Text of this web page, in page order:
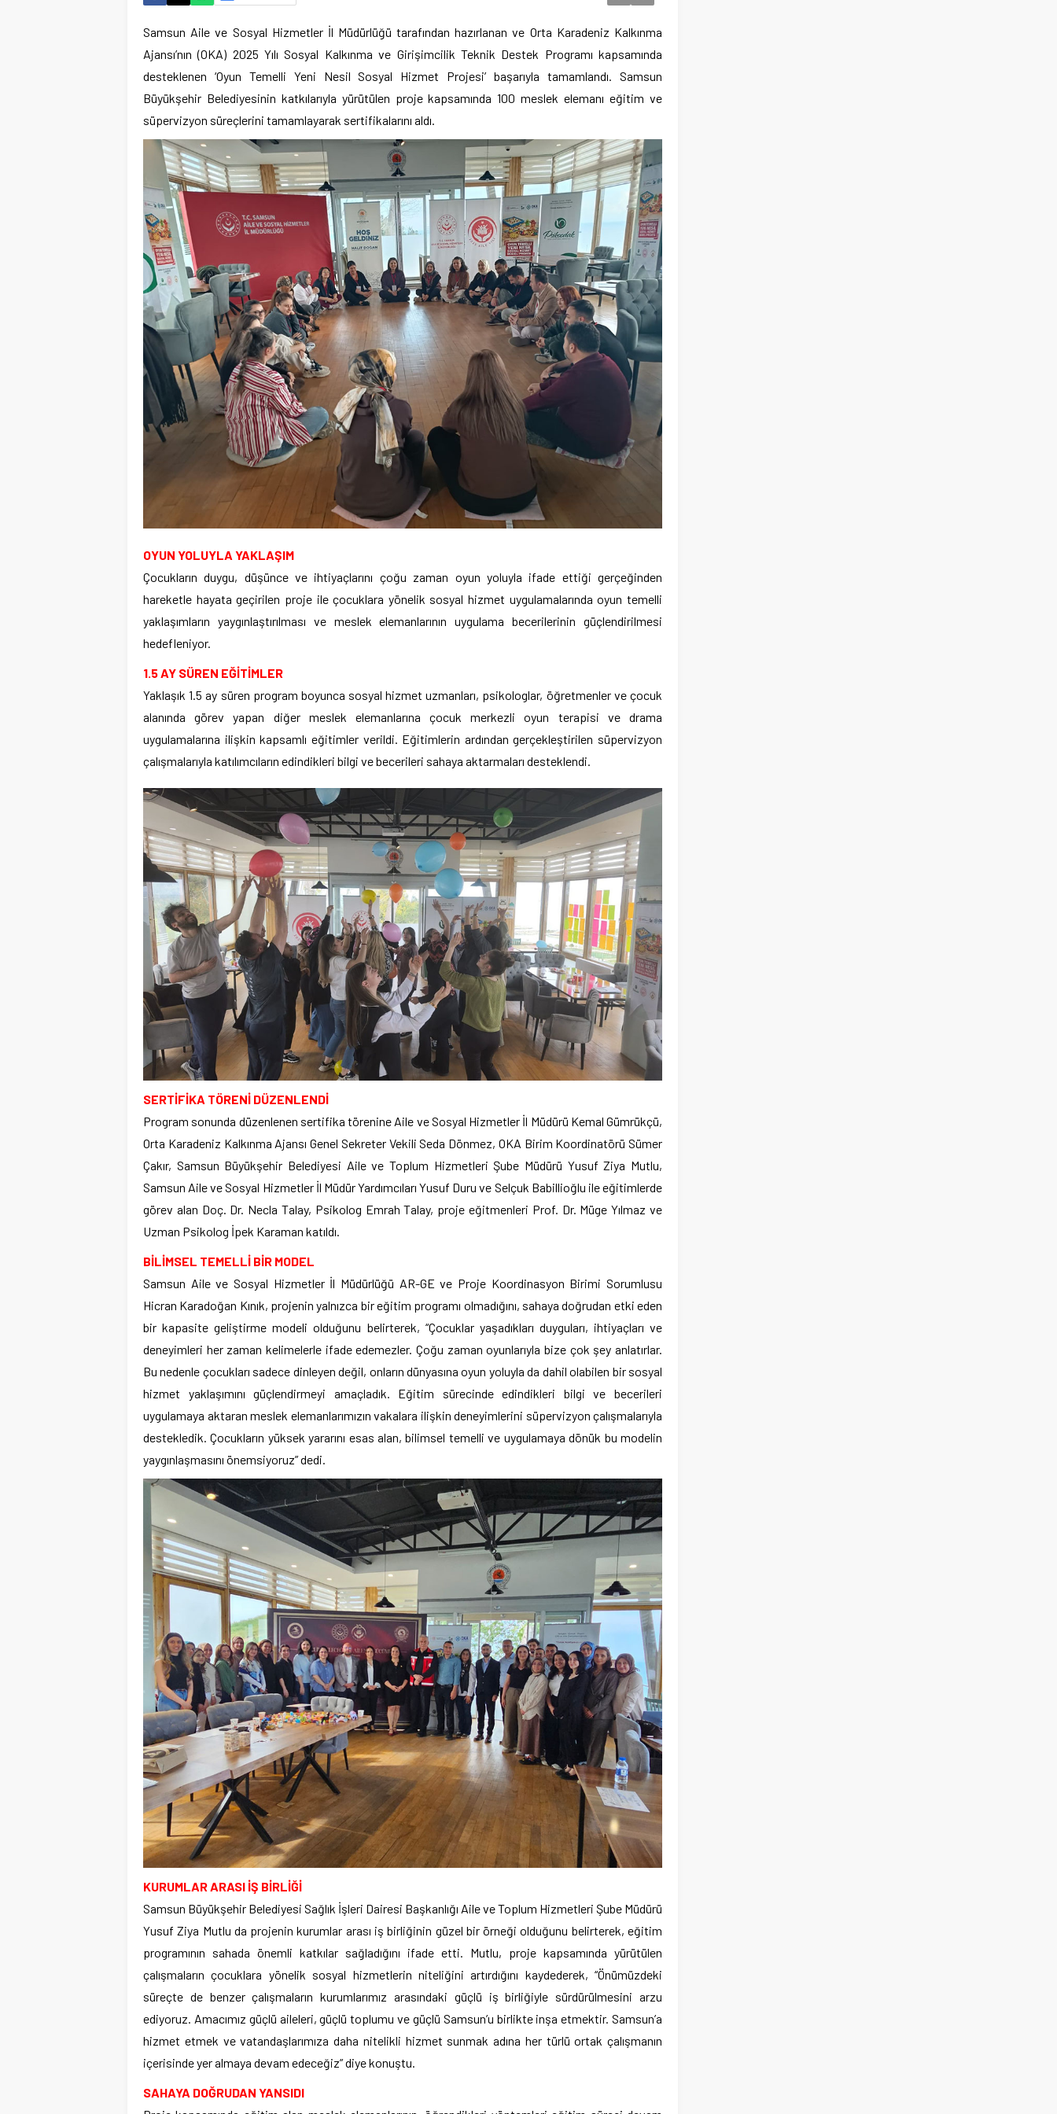
Samsun Aile ve Sosyal Hizmetler İl Müdürlüğü tarafından hazırlanan ve Orta Karadeniz Kalkınma
Ajansı’nın (OKA) 2025 Yılı Sosyal Kalkınma ve Girişimcilik Teknik Destek Programı kapsamında
desteklenen ‘Oyun Temelli Yeni Nesil Sosyal Hizmet Projesi’ başarıyla tamamlandı. Samsun
Büyükşehir Belediyesinin katkılarıyla yürütülen proje kapsamında 100 meslek elemanı eğitim ve
süpervizyon süreçlerini tamamlayarak sertifikalarını aldı.
OYUN YOLUYLA YAKLAŞIM
Çocukların duygu, düşünce ve ihtiyaçlarını çoğu zaman oyun yoluyla ifade ettiği gerçeğinden
hareketle hayata geçirilen proje ile çocuklara yönelik sosyal hizmet uygulamalarında oyun temelli
yaklaşımların yaygınlaştırılması ve meslek elemanlarının uygulama becerilerinin güçlendirilmesi
hedefleniyor.
1.5 AY SÜREN EĞİTİMLER
Yaklaşık 1.5 ay süren program boyunca sosyal hizmet uzmanları, psikologlar, öğretmenler ve çocuk
alanında görev yapan diğer meslek elemanlarına çocuk merkezli oyun terapisi ve drama
uygulamalarına ilişkin kapsamlı eğitimler verildi. Eğitimlerin ardından gerçekleştirilen süpervizyon
çalışmalarıyla katılımcıların edindikleri bilgi ve becerileri sahaya aktarmaları desteklendi.
SERTİFİKA TÖRENİ DÜZENLENDİ
Program sonunda düzenlenen sertifika törenine Aile ve Sosyal Hizmetler İl Müdürü Kemal Gümrükçü,
Orta Karadeniz Kalkınma Ajansı Genel Sekreter Vekili Seda Dönmez, OKA Birim Koordinatörü Sümer
Çakır, Samsun Büyükşehir Belediyesi Aile ve Toplum Hizmetleri Şube Müdürü Yusuf Ziya Mutlu,
Samsun Aile ve Sosyal Hizmetler İl Müdür Yardımcıları Yusuf Duru ve Selçuk Babillioğlu ile eğitimlerde
görev alan Doç. Dr. Necla Talay, Psikolog Emrah Talay, proje eğitmenleri Prof. Dr. Müge Yılmaz ve
Uzman Psikolog İpek Karaman katıldı.
BİLİMSEL TEMELLİ BİR MODEL
Samsun Aile ve Sosyal Hizmetler İl Müdürlüğü AR-GE ve Proje Koordinasyon Birimi Sorumlusu
Hicran Karadoğan Kınık, projenin yalnızca bir eğitim programı olmadığını, sahaya doğrudan etki eden
bir kapasite geliştirme modeli olduğunu belirterek, “Çocuklar yaşadıkları duyguları, ihtiyaçları ve
deneyimleri her zaman kelimelerle ifade edemezler. Çoğu zaman oyunlarıyla bize çok şey anlatırlar.
Bu nedenle çocukları sadece dinleyen değil, onların dünyasına oyun yoluyla da dahil olabilen bir sosyal
hizmet yaklaşımını güçlendirmeyi amaçladık. Eğitim sürecinde edindikleri bilgi ve becerileri
uygulamaya aktaran meslek elemanlarımızın vakalara ilişkin deneyimlerini süpervizyon çalışmalarıyla
destekledik. Çocukların yüksek yararını esas alan, bilimsel temelli ve uygulamaya dönük bu modelin
yaygınlaşmasını önemsiyoruz” dedi.
KURUMLAR ARASI İŞ BİRLİĞİ
Samsun Büyükşehir Belediyesi Sağlık İşleri Dairesi Başkanlığı Aile ve Toplum Hizmetleri Şube Müdürü
Yusuf Ziya Mutlu da projenin kurumlar arası iş birliğinin güzel bir örneği olduğunu belirterek, eğitim
programının sahada önemli katkılar sağladığını ifade etti. Mutlu, proje kapsamında yürütülen
çalışmaların çocuklara yönelik sosyal hizmetlerin niteliğini artırdığını kaydederek, “Önümüzdeki
süreçte de benzer çalışmaların kurumlarımız arasındaki güçlü iş birliğiyle sürdürülmesini arzu
ediyoruz. Amacımız güçlü aileleri, güçlü toplumu ve güçlü Samsun’u birlikte inşa etmektir. Samsun’a
hizmet etmek ve vatandaşlarımıza daha nitelikli hizmet sunmak adına her türlü ortak çalışmanın
içerisinde yer almaya devam edeceğiz” diye konuştu.
SAHAYA DOĞRUDAN YANSIDI